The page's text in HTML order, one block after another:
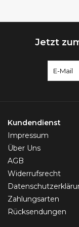
Jetzt
Kundendienst
Impressum
Über Uns
AGB
Widerrufsrecht
Zahlungsarten
Rücksendungen